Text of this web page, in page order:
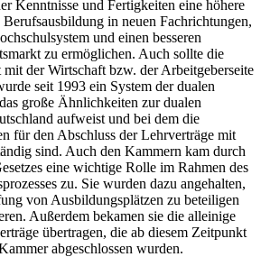
Kenntnisse und Fertigkeiten eine höhere
in neuen Fachrichtungen,
und einen besseren
zu ermöglichen. Auch sollte die
der Wirtschaft bzw. der Arbeitgeberseite
seit 1993 ein System der dualen
große Ähnlichkeiten zur dualen
aufweist und bei dem die
für den Abschluss der Lehrverträge mit
sind. Auch den Kammern kam durch
eine wichtige Rolle im Rahmen des
zu. Sie wurden dazu angehalten,
von Ausbildungsplätzen zu beteiligen
Außerdem bekamen sie die alleinige
übertragen, die ab diesem Zeitpunkt
abgeschlossen wurden.